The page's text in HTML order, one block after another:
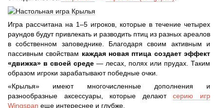
Игра рассчитана на 1–5 игроков, которые в течение четырех
раундов будут привлекать и разводить птиц из разных ареалов
в собственном заповеднике. Благодаря своим активным и
пассивным свойствам каждая новая птица создает эффект
«движка» в своей среде — лесах, полях или прудах. Таким
образом игроки зарабатывают победные очки.
«Крылья» имеют многочисленные дополнения и
разнообразные аксессуары, которые делаютсерию игр
Wingspan еще интереснее и глубже.